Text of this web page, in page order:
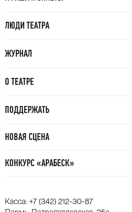
Борисом Асафьевым
возможность полярно
Леднёва и ведущих солистов
завещания Римского-Корсакова.
ЛЮДИ ТЕАТРА
ЖУРНАЛ
О ТЕАТРЕ
ПОДДЕРЖАТЬ
НОВАЯ СЦЕНА
КОНКУРС «АРАБЕСК»
Касса: +7 (342) 212-30-87